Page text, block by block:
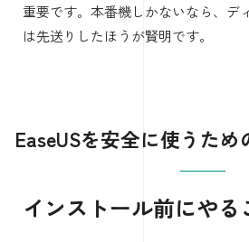
重要です。本番機しかないなら、デ
は先送りしたほうが賢明です。
EaseUSを安全に使うた
インストール前にやる